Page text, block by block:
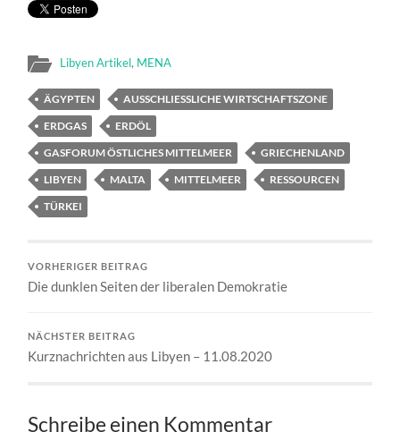
Libyen Artikel, MENA
ÄGYPTEN
AUSSCHLIESSLICHE WIRTSCHAFTSZONE
ERDGAS
ERDÖL
GASFORUM ÖSTLICHES MITTELMEER
GRIECHENLAND
LIBYEN
MALTA MITTELMEER
RESSOURCEN
TÜRKEI
VORHERIGER BEITRAG
Die dunklen Seiten der liberalen Demokratie
NÄCHSTER BEITRAG
Kurznachrichten aus Libyen – 11.08.2020
Schreibe einen Kommentar